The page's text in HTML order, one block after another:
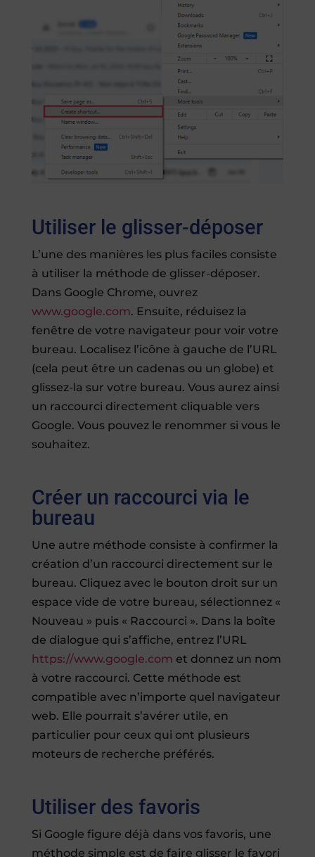
Utiliser le glisser-déposer
L’une des manières les plus faciles consiste
à utiliser la méthode de glisser-déposer.
Dans Google Chrome, ouvrez
www.google.com. Ensuite, réduisez la
fenêtre de votre navigateur pour voir votre
bureau. Localisez l’icône à gauche de l’URL
(cela peut être un cadenas ou un globe) et
glissez-la sur votre bureau. Vous aurez ainsi
un raccourci directement cliquable vers
Google. Vous pouvez le renommer si vous le
souhaitez.
Créer un raccourci via le
bureau
Une autre méthode consiste à confirmer la
création d’un raccourci directement sur le
bureau. Cliquez avec le bouton droit sur un
espace vide de votre bureau, sélectionnez «
Nouveau » puis « Raccourci ». Dans la boîte
de dialogue qui s’affiche, entrez l’URL
https://www.google.com et donnez un nom
à votre raccourci. Cette méthode est
compatible avec n’importe quel navigateur
web. Elle pourrait s’avérer utile, en
particulier pour ceux qui ont plusieurs
moteurs de recherche préférés.
Utiliser des favoris
Si Google figure déjà dans vos favoris, une
méthode simple est de faire glisser le favori